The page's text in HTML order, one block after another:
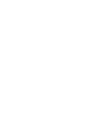
így
várja,